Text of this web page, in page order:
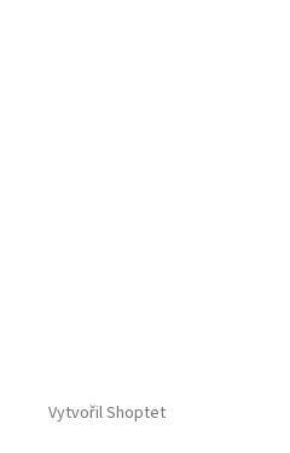
Vytvořil Shoptet